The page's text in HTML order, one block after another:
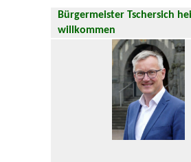
Bürgermeister Tschersich
willkommen